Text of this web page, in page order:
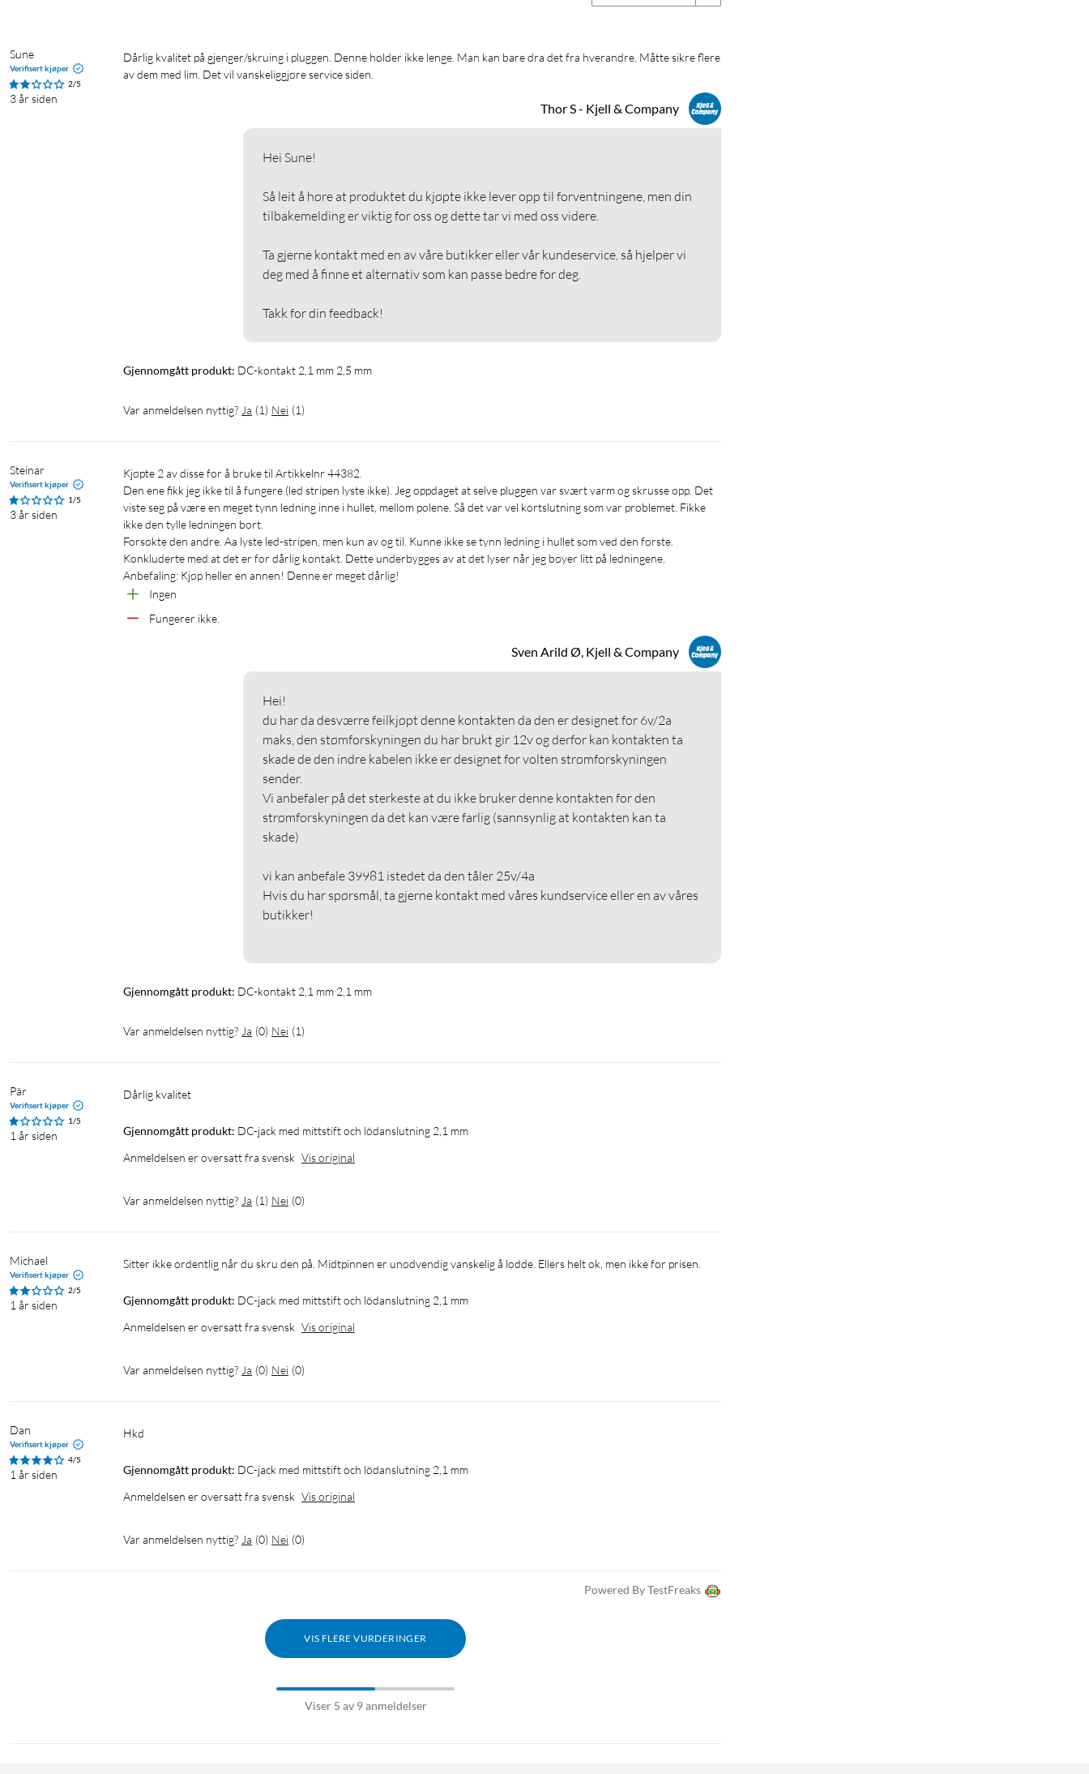
Sune
Verifisert kjøper
2/5
3 år siden
Dårlig kvalitet på gjenger/skruing i pluggen. Denne holder ikke lenge. Man kan bare dra det fra hverandre. Måtte sikre flere
av dem med lim. Det vil vanskeliggjøre service siden.
Thor S - Kjell & Company
Hei Sune!
Så leit å høre at produktet du kjøpte ikke lever opp til forventningene, men din
tilbakemelding er viktig for oss og dette tar vi med oss videre.
Ta gjerne kontakt med en av våre butikker eller vår kundeservice, så hjelper vi
deg med å finne et alternativ som kan passe bedre for deg.
Takk for din feedback!
Gjennomgått produkt: DC-kontakt 2,1 mm 2,5 mm
Var anmeldelsen nyttig? Ja (1) Nei (1)
Steinar
Verifisert kjøper
1/5
3 år siden
Kjøpte 2 av disse for å bruke til Artikkelnr 44382.
Den ene fikk jeg ikke til å fungere (led stripen lyste ikke). Jeg oppdaget at selve pluggen var svært varm og skrusse opp. Det
viste seg på være en meget tynn ledning inne i hullet, mellom polene. Så det var vel kortslutning som var problemet. Fikke
ikke den tylle ledningen bort.
Forsøkte den andre. Aa lyste led-stripen, men kun av og til. Kunne ikke se tynn ledning i hullet som ved den første.
Konkluderte med at det er for dårlig kontakt. Dette underbygges av at det lyser når jeg bøyer litt på ledningene.
Anbefaling: Kjøp heller en annen! Denne er meget dårlig!
Ingen
Fungerer ikke.
Sven Arild Ø, Kjell & Company
Hei!
du har da desværre feilkjøpt denne kontakten da den er designet for 6v/2a
maks, den stømforskyningen du har brukt gir 12v og derfor kan kontakten ta
skade de den indre kabelen ikke er designet for volten strømforskyningen
sender.
Vi anbefaler på det sterkeste at du ikke bruker denne kontakten for den
strømforskyningen da det kan være farlig (sannsynlig at kontakten kan ta
skade)
vi kan anbefale 39981 istedet da den tåler 25v/4a
Hvis du har spørsmål, ta gjerne kontakt med våres kundservice eller en av våres
butikker!
Gjennomgått produkt: DC-kontakt 2,1 mm 2,1 mm
Var anmeldelsen nyttig? Ja (0) Nei (1)
Pär
Verifisert kjøper
1/5
1 år siden
Dårlig kvalitet
Gjennomgått produkt: DC-jack med mittstift och lödanslutning 2,1 mm
Anmeldelsen er oversatt fra svensk Vis original
Var anmeldelsen nyttig? Ja (1) Nei (0)
Michael
Verifisert kjøper
2/5
1 år siden
Sitter ikke ordentlig når du skru den på. Midtpinnen er unødvendig vanskelig å lodde. Ellers helt ok, men ikke for prisen.
Gjennomgått produkt: DC-jack med mittstift och lödanslutning 2,1 mm
Anmeldelsen er oversatt fra svensk Vis original
Var anmeldelsen nyttig? Ja (0) Nei (0)
Dan
Verifisert kjøper
4/5
1 år siden
hkd
Gjennomgått produkt: DC-jack med mittstift och lödanslutning 2,1 mm
Anmeldelsen er oversatt fra svensk Vis original
Var anmeldelsen nyttig? Ja (0) Nei (0)
Powered By TestFreaks
VIS FLERE VURDERINGER
Viser 5 av 9 anmeldelser